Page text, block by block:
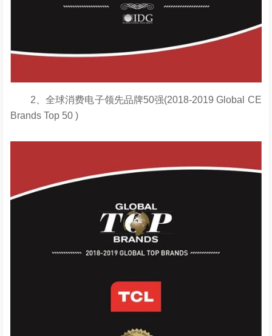
2、全球消费电子领先品牌50强(2018-2019 Global CE
Brands Top 50 )